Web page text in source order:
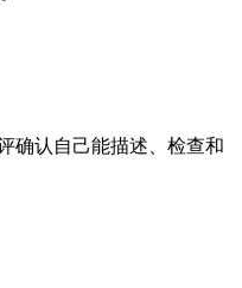
确认自己能描述、检查和